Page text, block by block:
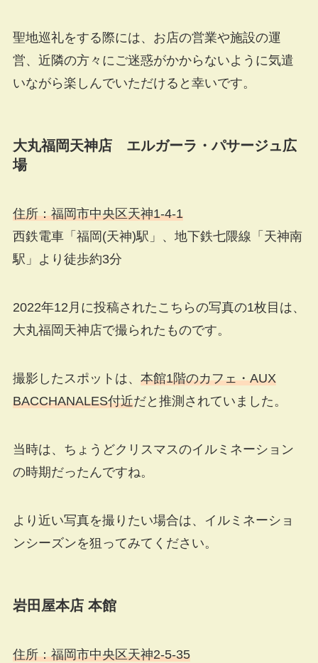
聖地巡礼をする際には、お店の営業や施設の運
営、近隣の方々にご迷惑がかからないように気遣
いながら楽しんでいただけると幸いです。
大丸福岡天神店 エルガーラ・パサージュ広
場
住所：福岡市中央区天神1-4-1
西鉄電車「福岡(天神)駅」、地下鉄七隈線「天神南
駅」より徒歩約3分
2022年12月に投稿されたこちらの写真の1枚目は、
大丸福岡天神店で撮られたものです。
撮影したスポットは、 本館1階のカフェ・AUX
BACCHANALES付近だと推測されていました。
当時は、ちょうどクリスマスのイルミネーション
の時期だったんですね。
より近い写真を撮りたい場合は、イルミネーショ
ンシーズンを狙ってみてください。
岩田屋本店 本館
住所：福岡市中央区天神2-5-35